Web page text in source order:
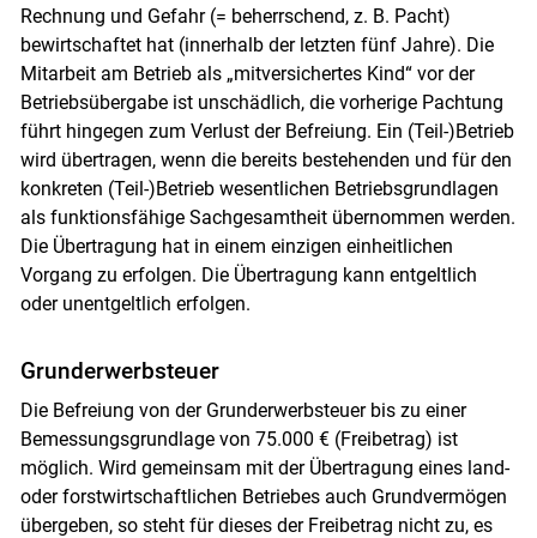
Rechnung und Gefahr (= beherrschend, z. B. Pacht)
bewirtschaftet hat (innerhalb der letzten fünf Jahre). Die
Mitarbeit am Betrieb als „mitversichertes Kind“ vor der
Betriebsübergabe ist unschädlich, die vorherige Pachtung
führt hingegen zum Verlust der Befreiung. Ein (Teil-)Betrieb
wird übertragen, wenn die bereits bestehenden und für den
konkreten (Teil-)Betrieb wesentlichen Betriebsgrundlagen
als funktionsfähige Sachgesamtheit übernommen werden.
Die Übertragung hat in einem einzigen einheitlichen
Vorgang zu erfolgen. Die Übertragung kann entgeltlich
oder unentgeltlich erfolgen.
Grunderwerbsteuer
Die Befreiung von der Grunderwerbsteuer bis zu einer
Bemessungsgrundlage von 75.000 € (Freibetrag) ist
möglich. Wird gemeinsam mit der Übertragung eines land-
oder forstwirtschaftlichen Betriebes auch Grundvermögen
übergeben, so steht für dieses der Freibetrag nicht zu, es